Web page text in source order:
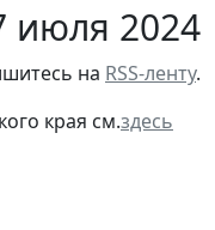
июля 2024
на RSS-ленту.
края см.здесь